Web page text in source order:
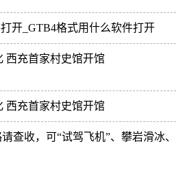
开_GTB4格式用什么软件打开
西充首家村史馆开馆
西充首家村史馆开馆
查收，可“试驾飞机”、攀岩滑冰、